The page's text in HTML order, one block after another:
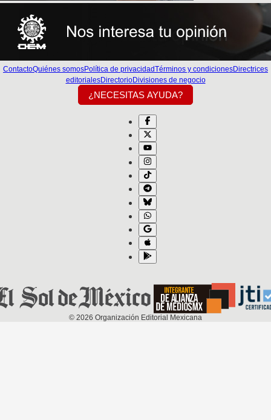
ContactoQuiénes somosPolítica de privacidadTérminos y condicionesDirectrices
editorialesDirectorioDivisiones de negocio
¿NECESITAS AYUDA?
© 2026 Organización Editorial Mexicana